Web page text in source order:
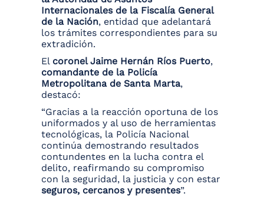
Internacionales de la Fiscalía General
de la Nación, entidad que adelantará
los trámites correspondientes para su
extradición.
El coronel Jaime Hernán Ríos Puerto,
comandante de la Policía
Metropolitana de Santa Marta,
destacó:
“Gracias a la reacción oportuna de los
uniformados y al uso de herramientas
tecnológicas, la Policía Nacional
continúa demostrando resultados
contundentes en la lucha contra el
delito, reafirmando su compromiso
con la seguridad, la justicia y con estar
seguros, cercanos y presentes”.